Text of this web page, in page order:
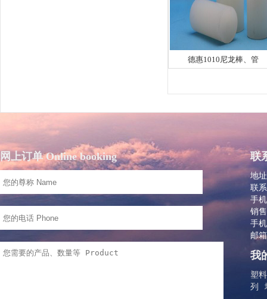
德惠1010尼龙棒、管
网上订单 Online booking 联
地
联
手
销
手
邮
我
塑
列